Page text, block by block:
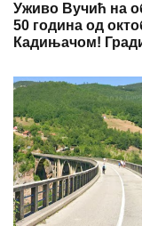
Уживо Вучић на
50 година од
Кадињачом!